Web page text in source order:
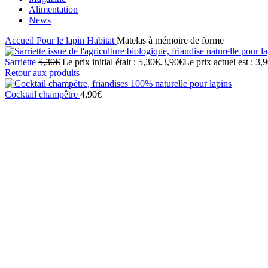
Alimentation
News
Accueil Pour le lapin Habitat Matelas à mémoire de forme
Sarriette 5,30€ Le prix initial était : 5,30€.3,90€Le prix actuel est :
Retour aux produits
Cocktail champêtre 4,90€